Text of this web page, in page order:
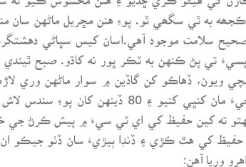
به ٿي سگھي ٿو. پوءِ هنن مڇريل ماڻهن سان
سلامت موجود آهي.اسان کيس سڀاڻي
تي پڻ ڪنهن به ٽڪر ڀور نه کاڌو. صبح
ويون، ڏهاڪو کن گاڏين ۾ سوار ماڻهن
سرويچ پيرزادي کي رهزنن ڪراچيءَ مان
پهتو ته کين حفيظ کي اي ٽي سيءَ ۾ پيش ڪرڻ جي
حفيظ کي هٿ ڪڙي ۽ ڏنڊا ٻيڙيءَ سان ڏٺو جيڪو
وريا آهن: